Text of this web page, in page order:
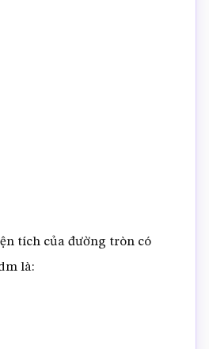
tích của đường tròn có
là: